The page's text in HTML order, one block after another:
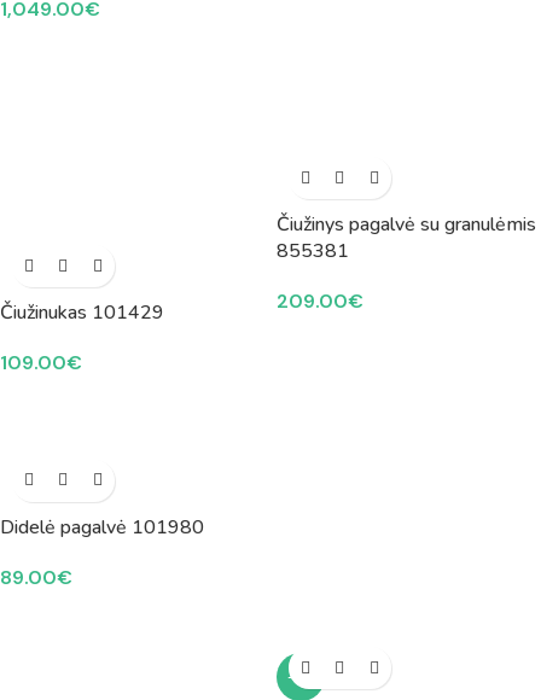
1,049.00€
Čiužinukas 101429
109.00€
Čiužinys pagalvė su granulėmis
855381
209.00€
Didelė pagalvė 101980
89.00€
-9%